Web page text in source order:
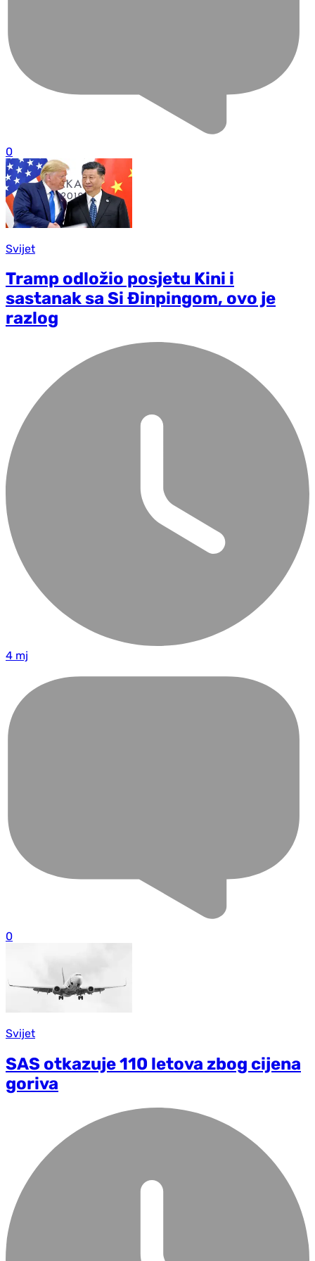
0
Svijet
Tramp odložio posjetu Kini i
sastanak sa Si Đinpingom, ovo je
razlog
4 mj
0
Svijet
SAS otkazuje 110 letova zbog cijena
goriva